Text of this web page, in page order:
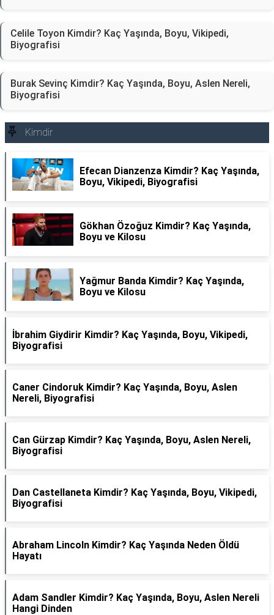
Celile Toyon Kimdir? Kaç Yaşında, Boyu, Vikipedi,
Biyografisi
Burak Sevinç Kimdir? Kaç Yaşında, Boyu, Aslen Nereli,
Biyografisi
Kimdir
Efecan Dianzenza Kimdir? Kaç Yaşında,
Boyu, Vikipedi, Biyografisi
Gökhan Özoğuz Kimdir? Kaç Yaşında,
Boyu ve Kilosu
Yağmur Banda Kimdir? Kaç Yaşında,
Boyu ve Kilosu
İbrahim Giydirir Kimdir? Kaç Yaşında, Boyu, Vikipedi,
Biyografisi
Caner Cindoruk Kimdir? Kaç Yaşında, Boyu, Aslen
Nereli, Biyografisi
Can Gürzap Kimdir? Kaç Yaşında, Boyu, Aslen Nereli,
Biyografisi
Dan Castellaneta Kimdir? Kaç Yaşında, Boyu, Vikipedi,
Biyografisi
Abraham Lincoln Kimdir? Kaç Yaşında Neden Öldü
Hayatı
Adam Sandler Kimdir? Kaç Yaşında, Boyu, Aslen Nereli
Hangi Dinden